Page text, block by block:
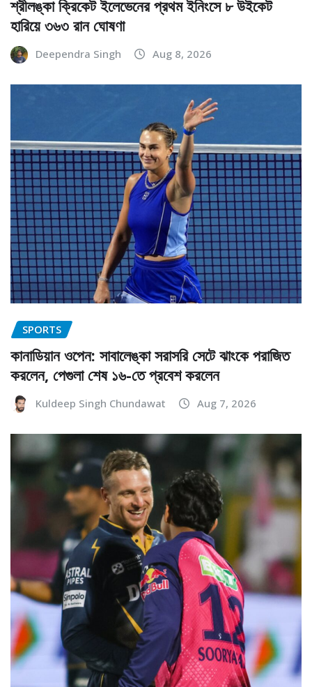
শ্রীলঙ্কা ক্রিকেট ইলেভেনের প্রথম ইনিংসে ৮ উইকেট
হারিয়ে ৩৬৩ রান ঘোষণা
Deependra Singh Aug 8, 2026
SPORTS
কানাডিয়ান ওপেন: সাবালেঙ্কা সরাসরি সেটে ঝাংকে পরাজিত
করলেন, পেগুলা শেষ ১৬-তে প্রবেশ করলেন
Kuldeep Singh Chundawat Aug 7, 2026